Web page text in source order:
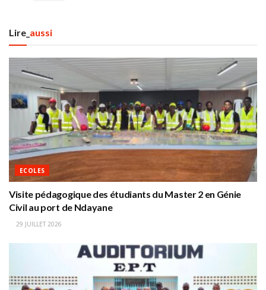
Lire_ aussi
ECOLES
Visite pédagogique des étudiants du Master 2 en Génie
Civil au port de Ndayane
29 JUILLET 2026